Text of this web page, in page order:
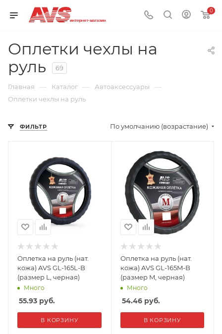
0
Оплетки чехлы на
руль
69
Главная — Каталог — Автоаксессуары —
Оплетки чехлы на руль
ФИЛЬТР По умолчанию (возрастание)
Оплетка на руль (нат.
кожа) AVS GL-165L-B
(размер L, черная)
Много
55.93 руб.
В КОРЗИНУ
Оплетка на руль (нат.
кожа) AVS GL-165M-B
(размер M, черная)
Много
54.46руб.
В КОРЗИНУ